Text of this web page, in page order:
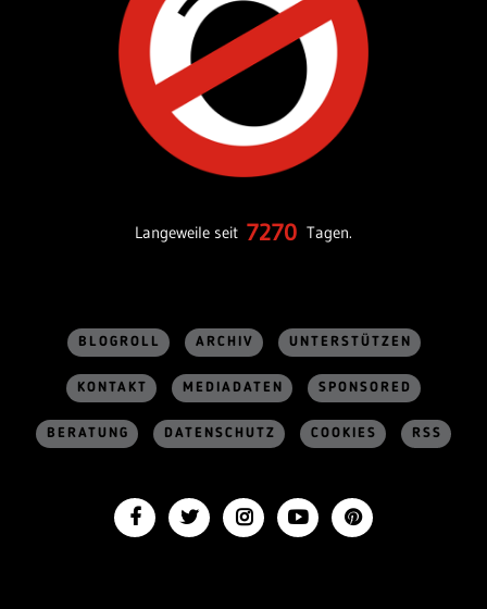
Langeweile seit 7270 Tagen.
BLOGROLL ARCHIV UNTERSTÜTZEN
KONTAKT MEDIADATEN SPONSORED
BERATUNG DATENSCHUTZ COOKIES RSS